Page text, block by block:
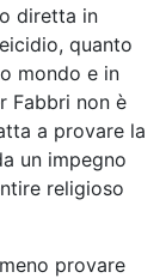
diretta in
quanto
mondo e in
Fabbri non è
a provare la
un impegno
religioso
provare